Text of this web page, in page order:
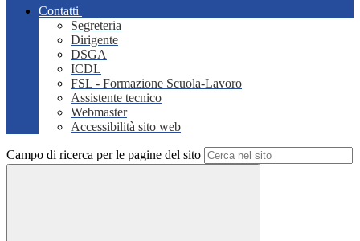
Contatti
Segreteria
Dirigente
DSGA
ICDL
FSL - Formazione Scuola-Lavoro
Assistente tecnico
Webmaster
Accessibilità sito web
Campo di ricerca per le pagine del sito